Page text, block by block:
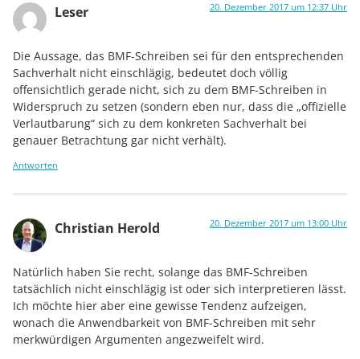
Leser 20. Dezember 2017 um 12:37 Uhr
Die Aussage, das BMF-Schreiben sei für den entsprechenden
Sachverhalt nicht einschlägig, bedeutet doch völlig
offensichtlich gerade nicht, sich zu dem BMF-Schreiben in
Widerspruch zu setzen (sondern eben nur, dass die „offizielle
Verlautbarung“ sich zu dem konkreten Sachverhalt bei
genauer Betrachtung gar nicht verhält).
Antworten
Christian Herold 20. Dezember 2017 um 13:00 Uhr
Natürlich haben Sie recht, solange das BMF-Schreiben
tatsächlich nicht einschlägig ist oder sich interpretieren lässt.
Ich möchte hier aber eine gewisse Tendenz aufzeigen,
wonach die Anwendbarkeit von BMF-Schreiben mit sehr
merkwürdigen Argumenten angezweifelt wird.